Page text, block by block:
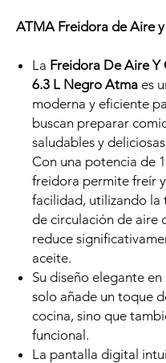
ATMA Freidora de Aire
La Freidora De Aire
6.3 L Negro Atma es
moderna y eficiente
buscan preparar
saludables y
Con una potencia de
freidora permite freír
facilidad, utilizando la
de circulación de aire
reduce
aceite.
Su diseño elegante
solo añade un toque
cocina, sino que
funcional.
La pantalla digital